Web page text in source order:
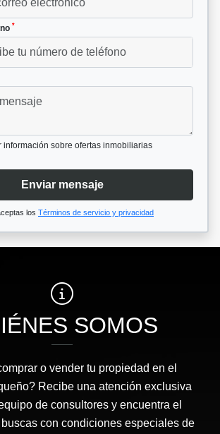
*
información sobre ofertas inmobiliarias
Enviar mensaje
los Términos de servicio y privacidad
SOMOS
o vender tu propiedad en el
Recibe una atención exclusiva
de consultores y encuentra el
con condiciones especiales de